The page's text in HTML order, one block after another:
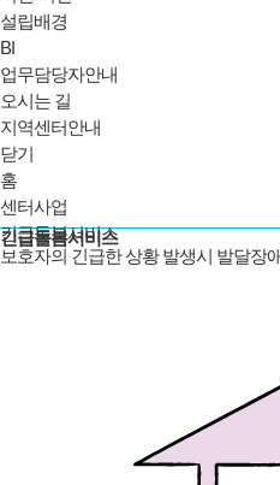
설립배경
BI
업무담당자안내
오시는 길
지역센터안내
닫기
홈
센터사업
긴급돌봄서비스
긴급돌봄서비스
보호자의 긴급한 상황 발생시 발달장